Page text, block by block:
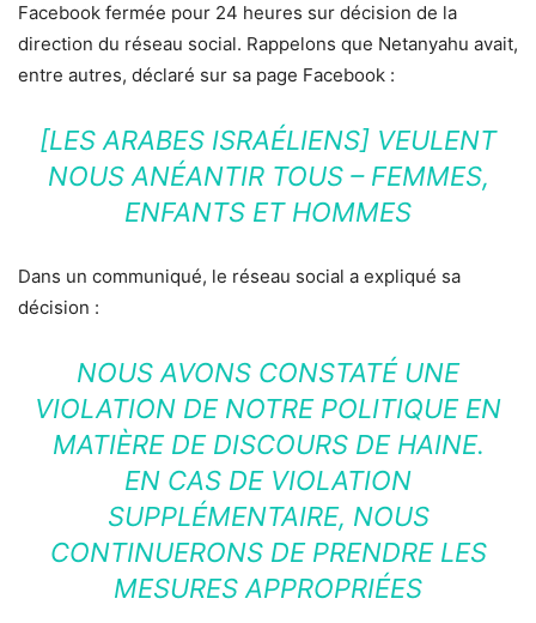
Facebook fermée pour 24 heures sur décision de la
direction du réseau social. Rappelons que Netanyahu avait,
entre autres, déclaré sur sa page Facebook :
[LES ARABES ISRAÉLIENS] VEULENT
NOUS ANÉANTIR TOUS – FEMMES,
ENFANTS ET HOMMES
Dans un communiqué, le réseau social a expliqué sa
décision :
NOUS AVONS CONSTATÉ UNE
VIOLATION DE NOTRE POLITIQUE EN
MATIÈRE DE DISCOURS DE HAINE.
EN CAS DE VIOLATION
SUPPLÉMENTAIRE, NOUS
CONTINUERONS DE PRENDRE LES
MESURES APPROPRIÉES